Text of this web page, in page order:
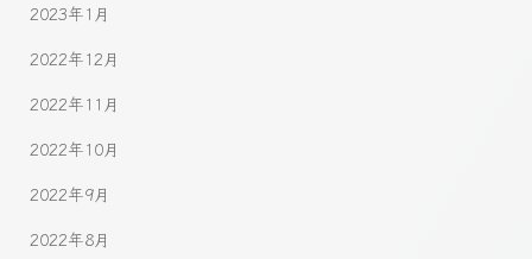
2023年1月
2022年12月
2022年11月
2022年10月
2022年9月
2022年8月